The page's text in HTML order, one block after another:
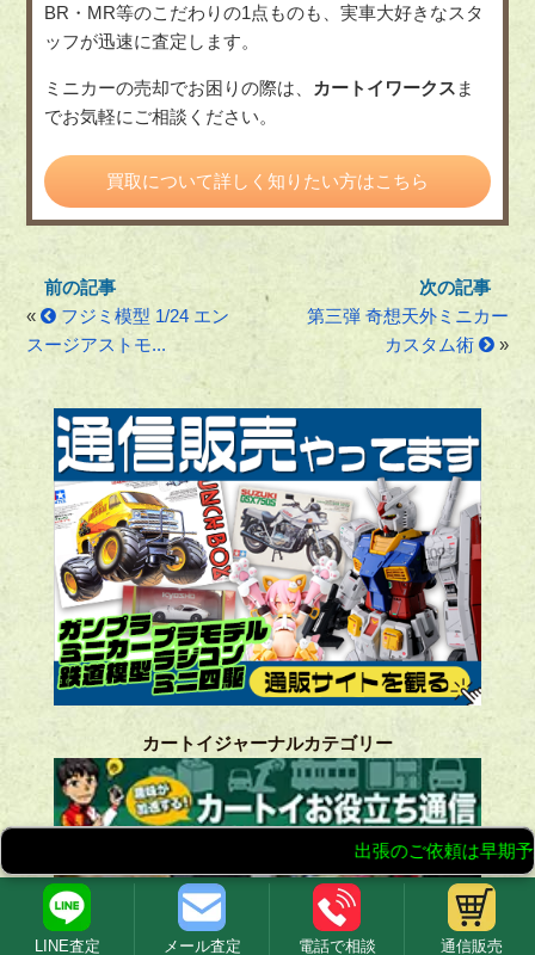
LINE査定 メール査定 電話で相談 通信販売
BR・MR等のこだわりの1点ものも、実車大好きなスタ
ッフが迅速に査定します。
ミニカーの売却でお困りの際は、 カートイワークス ま
でお気軽にご相談ください。
買取について詳しく知りたい方はこちら
«
フジミ模型 1/24 エン
スージアストモ...
第三弾 奇想天外ミニカー
カスタム術
»
カートイジャーナルカテゴリー